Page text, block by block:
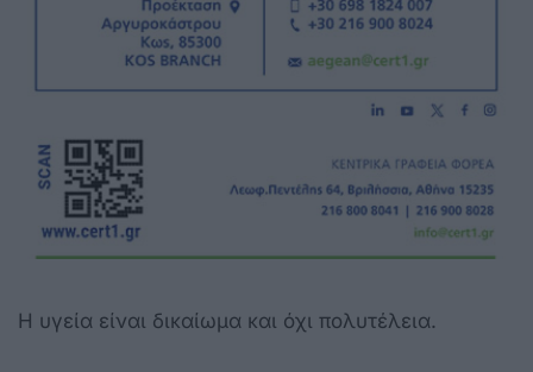
Η υγεία είναι δικαίωμα και όχι πολυτέλεια.